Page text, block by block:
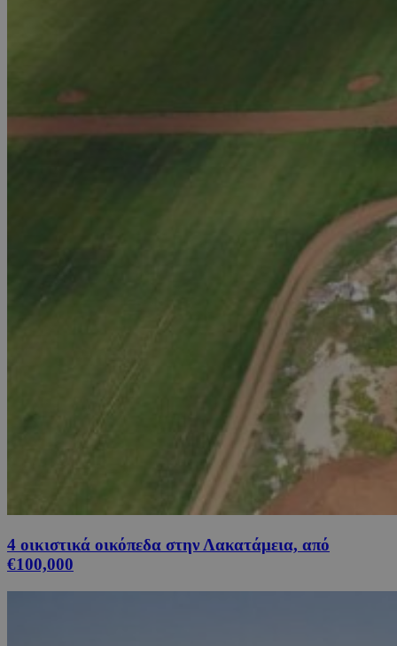
4 οικιστικά οικόπεδα στην Λακατάμεια, από
€100,000